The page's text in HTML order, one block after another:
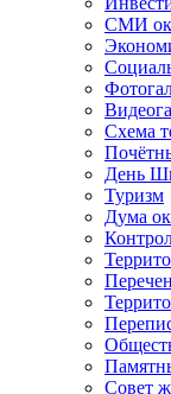
СМИ
Схема
День
Туризм
Дума
Совет